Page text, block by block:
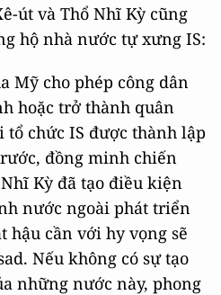
út và Thổ Nhĩ Kỳ cũng
hộ nhà nước tự xưng IS:
Mỹ cho phép công dân
hoặc trở thành quân
chức IS được thành lập
đồng minh chiến
Kỳ đã tạo điều kiện
nước ngoài phát triển
hậu cần với hy vọng sẽ
Nếu không có sự tạo
những nước này, phong